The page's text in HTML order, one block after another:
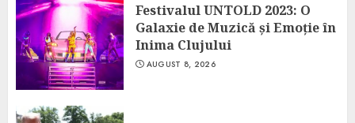
Festivalul UNTOLD 2023: O
Galaxie de Muzică și Emoție în
Inima Clujului
AUGUST 8, 2026